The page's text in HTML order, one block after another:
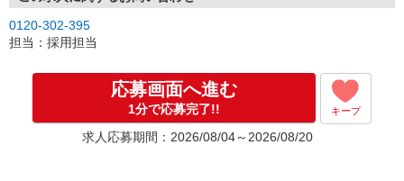
※選考状況により、書類選考など一部選考フローを変更する場合が
ございます。
0120-302-395
担当：採用担当
応募画面へ進む
1分で応募完了!! キープ
求人応募期間：2026/08/04～2026/08/20